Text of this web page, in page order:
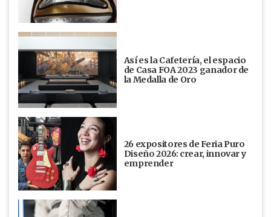
Así es la Cafetería, el espacio
de Casa FOA 2023 ganador de
la Medalla de Oro
26 expositores de Feria Puro
Diseño 2026: crear, innovar y
emprender